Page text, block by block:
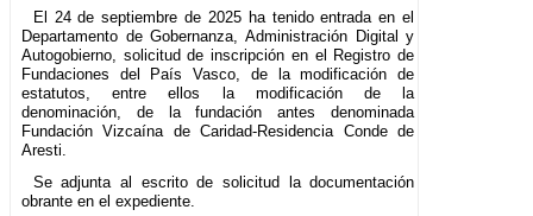
El 24 de septiembre de 2025 ha tenido entrada en el
Departamento de Gobernanza, Administración Digital y
Autogobierno, solicitud de inscripción en el Registro de
Fundaciones del País Vasco, de la modificación de
estatutos, entre ellos la modificación de la
denominación, de la fundación antes denominada
Fundación Vizcaína de Caridad-Residencia Conde de
Aresti.
Se adjunta al escrito de solicitud la documentación
obrante en el expediente.